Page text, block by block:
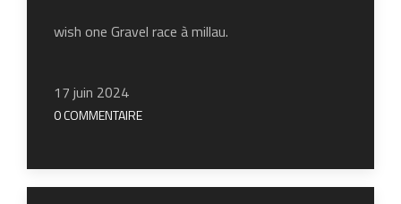
wish one Gravel race à millau.
17 juin 2024
0 COMMENTAIRE